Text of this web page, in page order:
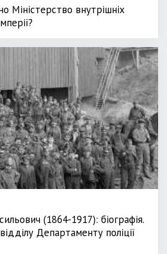
Міністерство внутрішніх
(1864-1917): біографія.
Департаменту поліції